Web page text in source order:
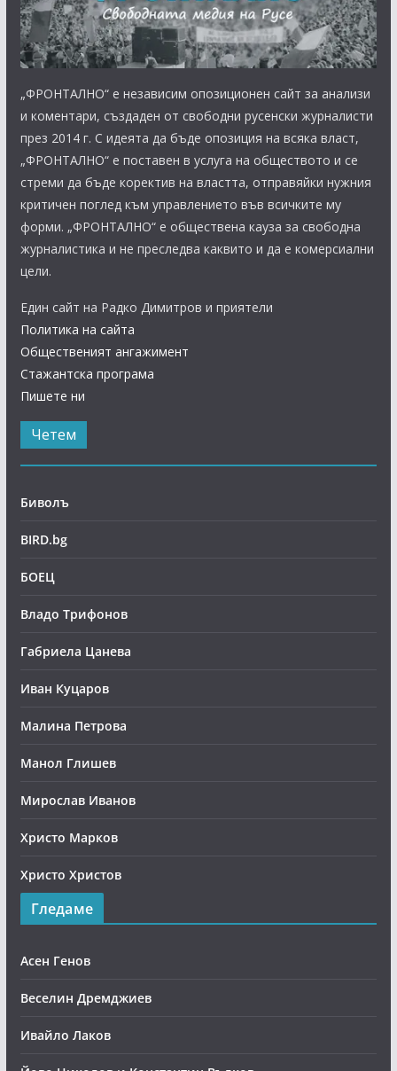
„ФРОНТАЛНО“ е независим опозиционен сайт за анализи
и коментари, създаден от свободни русенски журналисти
през 2014 г. С идеята да бъде опозиция на всяка власт,
„ФРОНТАЛНО“ е поставен в услуга на обществото и се
стреми да бъде коректив на властта, отправяйки нужния
критичен поглед към управлението във всичките му
форми. „ФРОНТАЛНО“ е обществена кауза за свободна
журналистика и не преследва каквито и да е комерсиални
цели.
Един сайт на Радко Димитров и приятели
Политика на сайта
Общественият ангажимент
Стажантска програма
Пишете ни
Четем
Биволъ
BIRD.bg
БОЕЦ
Владо Трифонов
Габриела Цанева
Иван Куцаров
Малина Петрова
Манол Глишев
Мирослав Иванов
Христо Марков
Христо Христов
Гледаме
Асен Генов
Веселин Дремджиев
Ивайло Лаков